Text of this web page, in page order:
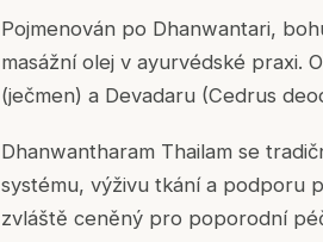
Pojmenován po Dhanwantari,
masážní olej v ayurvédské praxi.
(ječmen) a Devadaru (Cedrus
Dhanwantharam Thailam se
systému, výživu tkání a podporu
zvláště ceněný pro poporodní